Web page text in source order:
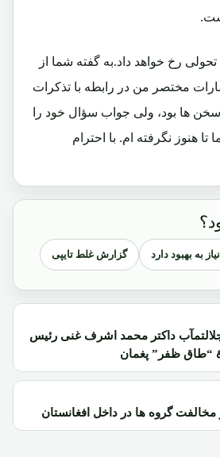
رخ خواهد داد.به گفته شما از
مختصر من در رابطه با تذکرات
ها بود، ولی جواب سؤال خود را
هنوز نگرفته ام. با احترام
به بهبود دارد گزارش غلط تایپی
داکتر محمد اشرف غنی رئیس
“طاق ظفر” پغمان
مخالفت گروه ها در داخل افغانستان